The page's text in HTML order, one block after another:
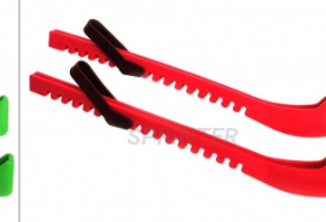
SPRINTER